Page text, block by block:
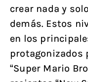
crear nada y
demás. Estos
en los
protagonizados
“Super Mario